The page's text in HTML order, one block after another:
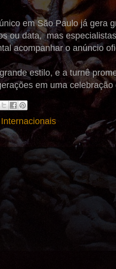
em São Paulo já gera
ou data, mas
acompanhar o anúncio
estilo, e a turnê
em uma